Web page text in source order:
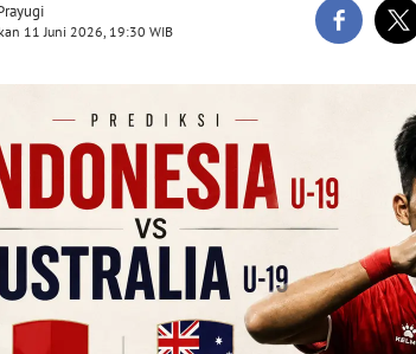
11 Juni 2026, 19:30 WIB